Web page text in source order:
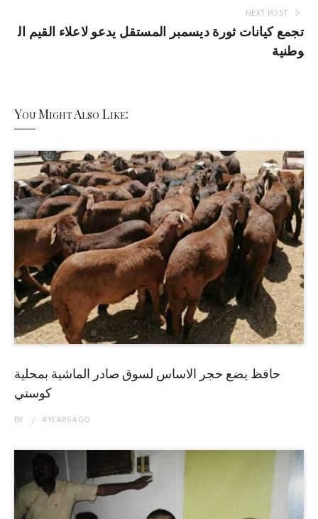
NEXT POST
تجمع كيانات ثورة ديسمبر المستقل يدعو لاعلاء القيم ال
وطنية
You Might Also Like:
حافظ يضع حجر الاساس لسوق صادر الماشية بمحلية
كوستي
BY 4 YEARSAGO